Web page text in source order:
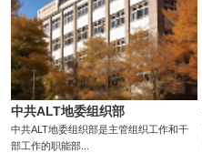
中共ALT地委组织部
中共ALT地委组织部是主管组织工作和干
部工作的职能部...